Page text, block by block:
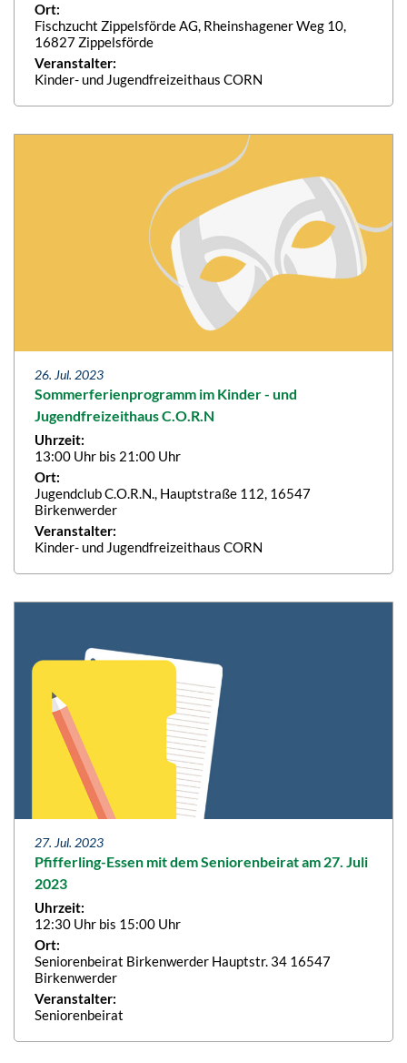
Ort:
Fischzucht Zippelsförde AG, Rheinshagener Weg 10,
16827 Zippelsförde
Veranstalter:
Kinder- und Jugendfreizeithaus CORN
26. Jul. 2023
Sommerferienprogramm im Kinder - und
Jugendfreizeithaus C.O.R.N
Uhrzeit:
13:00 Uhr bis 21:00 Uhr
Ort:
Jugendclub C.O.R.N., Hauptstraße 112, 16547
Birkenwerder
Veranstalter:
Kinder- und Jugendfreizeithaus CORN
27. Jul. 2023
Pfifferling-Essen mit dem Seniorenbeirat am 27. Juli
2023
Uhrzeit:
12:30 Uhr bis 15:00 Uhr
Ort:
Seniorenbeirat Birkenwerder Hauptstr. 34 16547
Birkenwerder
Veranstalter:
Seniorenbeirat